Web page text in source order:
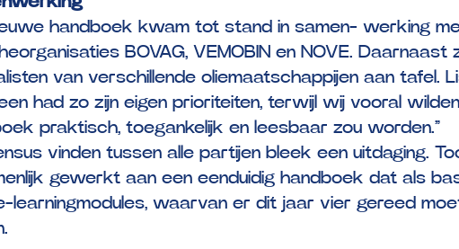
handboek kwam tot stand in samen- werking
BOVAG, VEMOBIN en NOVE. Daarnaast
van verschillende oliemaatschappijen aan tafel.
had zo zijn eigen prioriteiten, terwijl wij vooral
praktisch, toegankelijk en leesbaar zou worden.”
vinden tussen alle partijen bleek een uitdaging.
gewerkt aan een eenduidig handboek dat als
learningmodules, waarvan er dit jaar vier gereed